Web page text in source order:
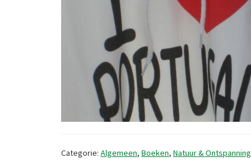
Categorie: Algemeen, Boeken, Natuur & Ontspanning